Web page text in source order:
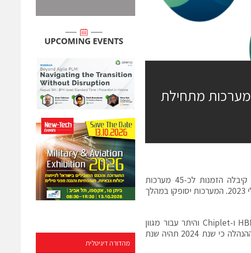
מהדורה דיגיטלית
קמטק מדווחת על קבלת הזמנה לכ-45 מערכות מתחילת
חברת קמטק (נאסד"ק ובורסת תל אביב: CAMT), הודיעה היום כי קיבלה הזמנות לכ-45 מערכות
מתחילת אוגוסט 2023, וסך הכל הזמנות לכ-100 מערכות מתחילת יולי 2023. המערכות יסופקו במהלך
30% מההזמנות שהתקבלו במהלך חודש אוגוסט הינן עבור רכיבי HBM ו-Chiplet והיתר עבור מגוון
יישומים ליותר מעשרה לקוחות שונים. ההזמנות מחזקות את הערכת ההנהלה כי שנת 2024 תהיה שנת